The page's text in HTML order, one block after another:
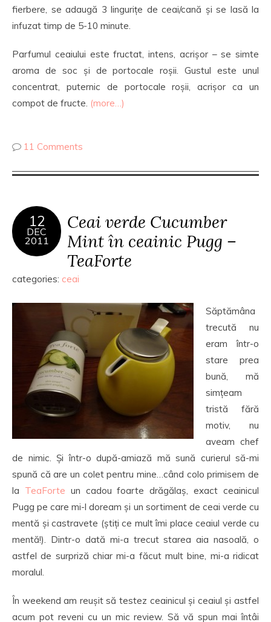
fierbere, se adaugă 3 lingurițe de ceai/cană și se lasă la
infuzat timp de 5-10 minute.
Parfumul ceaiului este fructat, intens, acrișor – se simte
aroma de soc și de portocale roșii. Gustul este unul
concentrat, puternic de portocale roșii, acrișor ca un
compot de fructe. (more…)
11 Comments
12
DEC
2011
Ceai verde Cucumber
Mint în ceainic Pugg –
TeaForte
categories: ceai
Săptămâna
trecută nu
eram într-o
stare prea
bună, mă
simțeam
tristă fără
motiv, nu
aveam chef
de nimic. Și într-o după-amiază mă sună curierul să-mi
spună că are un colet pentru mine…când colo primisem de
la TeaForte un cadou foarte drăgălaș, exact ceainicul
Pugg pe care mi-l doream și un sortiment de ceai verde cu
mentă și castravete (știți ce mult îmi place ceaiul verde cu
mentă!). Dintr-o dată mi-a trecut starea aia nasoală, o
astfel de surpriză chiar mi-a făcut mult bine, mi-a ridicat
moralul.
În weekend am reușit să testez ceainicul și ceaiul și astfel
acum pot reveni cu un mic review. Să vă spun mai întâi